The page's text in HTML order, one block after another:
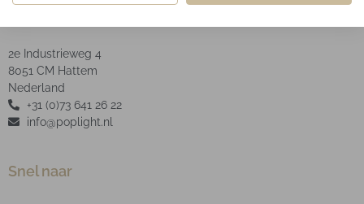
2e Industrieweg 4
8051 CM Hattem
Nederland
+31 (0)73 641 26 22
info@poplight.nl
Snel naar